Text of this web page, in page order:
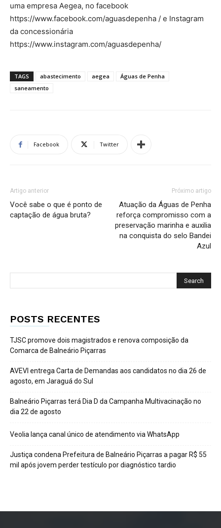
uma empresa Aegea, no facebook
https://www.facebook.com/aguasdepenha / e Instagram
da concessionária
https://www.instagram.com/aguasdepenha/
TAGS abastecimento aegea
Águas de Penha
saneamento
Facebook Twitter
Artigo anterior
Você sabe o que é ponto de
captação de água bruta?
Próximo artigo
Atuação da Águas de Penha
reforça compromisso com a
preservação marinha e auxilia
na conquista do selo Bandei
Azul
POSTS RECENTES
TJSC promove dois magistrados e renova composição da
Comarca de Balneário Piçarras
AVEVI entrega Carta de Demandas aos candidatos no dia 26 de
agosto, em Jaraguá do Sul
Balneário Piçarras terá Dia D da Campanha Multivacinação no
dia 22 de agosto
Veolia lança canal único de atendimento via WhatsApp
Justiça condena Prefeitura de Balneário Piçarras a pagar R$ 55
mil após jovem perder testículo por diagnóstico tardio